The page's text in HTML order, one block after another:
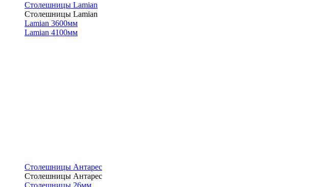
Столешницы Lamian
Столешницы Lamian
Lamian 3600мм
Lamian 4100мм
Столешницы Антарес
Столешницы Антарес
Столешницы 26мм